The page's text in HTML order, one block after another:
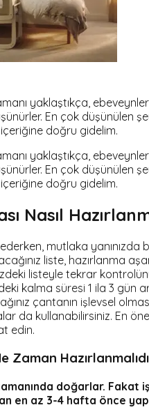
yaklaştıkça,
En çok düşünülen
doğru gidelim.
yaklaştıkça,
En çok düşünülen
doğru gidelim.
Nasıl
mutlaka
liste, hazırlanma
listeyle tekrar
kalma süresi 1 ila 3 gün
çantanın işlevsel
da kullanabilirsiniz. En
edin.
Zaman
doğarlar.
en az 3-4 hafta önce